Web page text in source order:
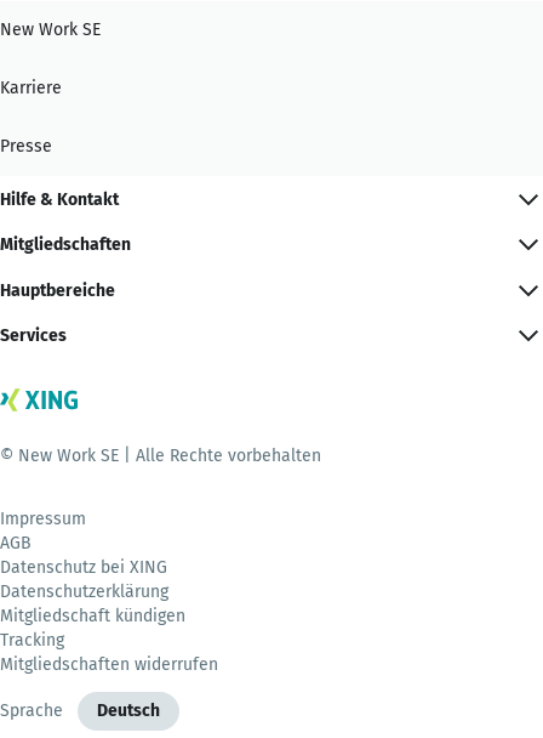
New Work SE
Karriere
Presse
Hilfe & Kontakt
Mitgliedschaften
Hauptbereiche
Services
© New Work SE | Alle Rechte vorbehalten
Impressum
AGB
Datenschutz bei XING
Datenschutzerklärung
Mitgliedschaft kündigen
Tracking
Mitgliedschaften widerrufen
Sprache Deutsch